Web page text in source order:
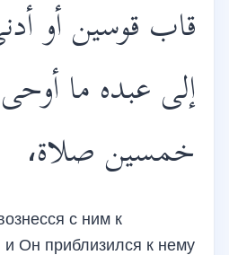
قاب قوسين أو
إلى عبده ما
خمسين صلاة،
с ним к
Он приблизился к нему